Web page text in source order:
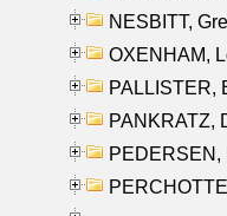
NESBITT,
OXENHAM,
PALLISTER,
PANKRATZ,
PEDERSEN,